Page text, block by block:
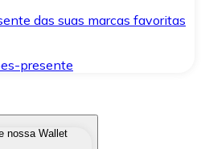
das suas marcas favoritas
presente
nossa Wallet